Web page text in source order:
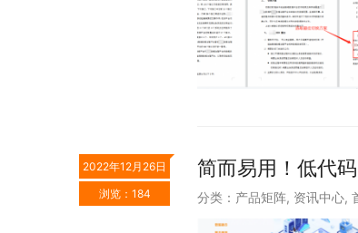
2022年12月26日
浏览：184
简而易用！低代
分类： 产品矩阵, 资讯中心,